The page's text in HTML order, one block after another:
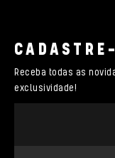
Receba todas as
exclusividade!